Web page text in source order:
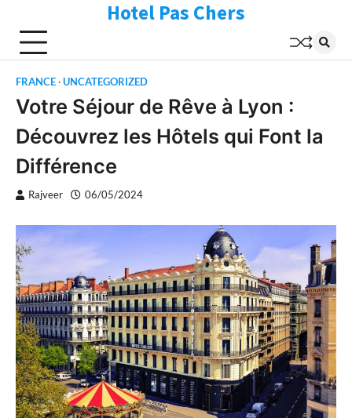
content
Hotel Pas Chers
FRANCE UNCATEGORIZED
Votre Séjour de Rêve à Lyon :
Découvrez les Hôtels qui Font la
Différence
Rajveer 06/05/2024